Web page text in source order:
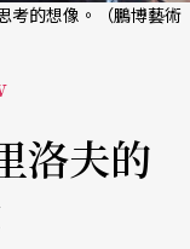
考的想像。（鵬博藝術
洛夫的